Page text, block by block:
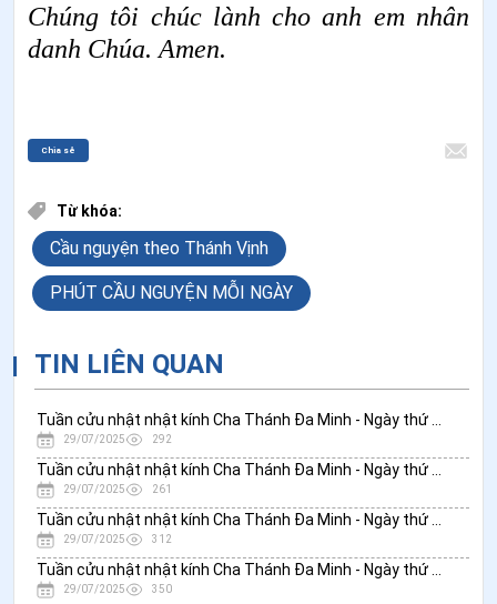
Chúng tôi chúc lành cho anh em nhân
danh Chúa. Amen.
Chia sẻ
Từ khóa:
Cầu nguyện theo Thánh Vịnh
PHÚT CẦU NGUYỆN MỖI NGÀY
TIN LIÊN QUAN
29/07/2025 292
29/07/2025 261
29/07/2025 312
29/07/2025 350